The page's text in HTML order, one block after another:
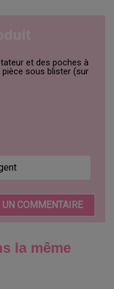
et des poches à
pièce sous blister (sur
COMMENTAIRE
la même